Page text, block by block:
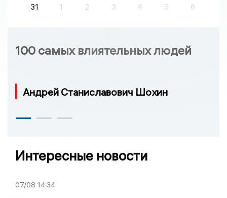
31 1 2 3 4 5 6
100 самых влиятельных людей
Андрей Станиславович Шохин
Интересные новости
07/08 14:34